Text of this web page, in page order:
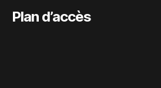
Plan d’accès